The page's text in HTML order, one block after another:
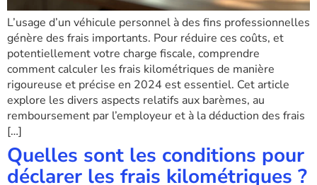
L’usage d’un véhicule personnel à des fins professionnelles
génère des frais importants. Pour réduire ces coûts, et
potentiellement votre charge fiscale, comprendre
comment calculer les frais kilométriques de manière
rigoureuse et précise en 2024 est essentiel. Cet article
explore les divers aspects relatifs aux barèmes, au
remboursement par l’employeur et à la déduction des frais
[…]
Quelles sont les conditions pour
déclarer les frais kilométriques ?